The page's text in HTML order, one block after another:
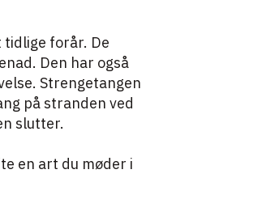
forår. De
Den har også
Strengetangen
på stranden ved
slutter.
en art du møder i